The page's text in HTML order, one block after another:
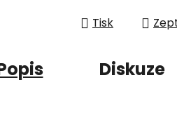
Tisk
Diskuze